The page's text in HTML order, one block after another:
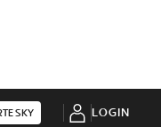
SKY LOGIN